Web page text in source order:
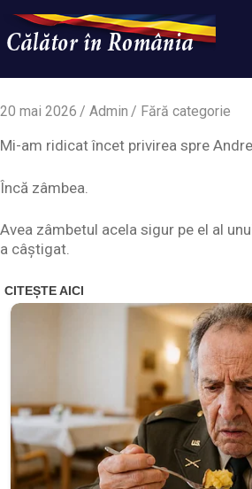
content
Calatorinromania
simplu
WordPress
20 mai 2026 Admin Fără categorie
Mi-am ridicat încet privirea spre
Încă zâmbea.
Avea zâmbetul acela sigur pe el al
a câștigat.